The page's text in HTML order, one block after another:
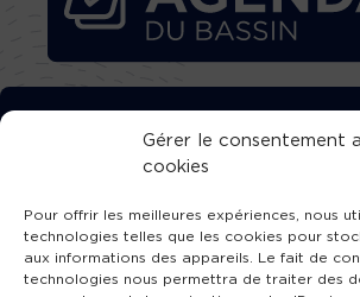
Gérer le consentement
cookies
Pour offrir les meilleures expériences, nous
technologies telles que les cookies pour
aux informations des appareils. Le fait de
technologies nous permettra de traiter des
TÉLÉCHARGEZ
L’APPLICATION